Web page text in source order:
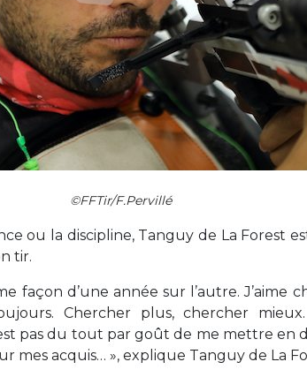
©FFTir/F.Pervillé
ou la discipline, Tanguy de La Forest
tir.
façon d’une année sur l’autre. J’aime
Chercher plus, chercher
pas du tout par goût de me mettre en
mes acquis… », explique Tanguy de La